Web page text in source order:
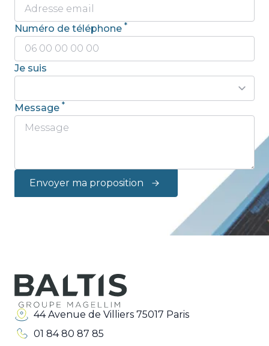
Numéro de téléphone *
Je suis
Message *
Envoyer ma proposition
44 Avenue de Villiers 75017 Paris
01 84 80 87 85